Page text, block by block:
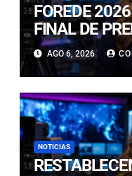
FOREDE
FINAL DE
NUEVAS
ACCESO Y
ATACAMA
AGO 6, 2026
NOTICIAS